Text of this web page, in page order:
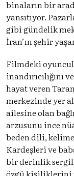
binaların bir
yansıtıyor.
gibi gündelik
İran’ın şehir
Filmdeki
inandırıcılığını
hayat veren
merkezinde yer
ailesine olan
arzusunu ince
beden dili,
Kardeşleri ve
bir derinlik
özgü kişiliklerini